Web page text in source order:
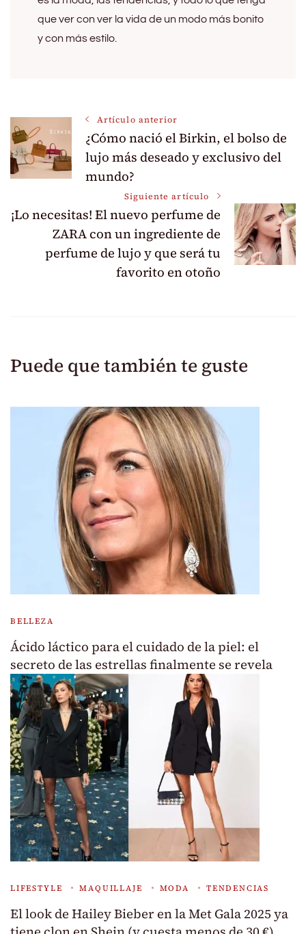
que ver con ver la vida de un modo más bonito
y con más estilo.
Navegación
de
entradas
Artículo anterior
¿Cómo nació el Birkin, el bolso de
lujo más deseado y exclusivo del
mundo?
Siguiente artículo
¡Lo necesitas! El nuevo perfume de
ZARA con un ingrediente de
perfume de lujo y que será tu
favorito en otoño
Puede que también te guste
BELLEZA
Ácido láctico para el cuidado de la piel: el
secreto de las estrellas finalmente se revela
LIFESTYLE MAQUILLAJE MODA TENDENCIAS
El look de Hailey Bieber en la Met Gala 2025 ya